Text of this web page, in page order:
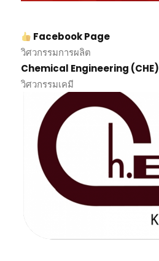
Facebook Page
วิศวกรรมการผลิต
Chemical Engineering (CHE)
วิศวกรรมเคมี